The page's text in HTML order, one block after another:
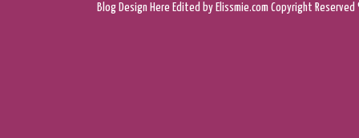
Blog Design Here Edited by Elissmie.com Copyright Reserved